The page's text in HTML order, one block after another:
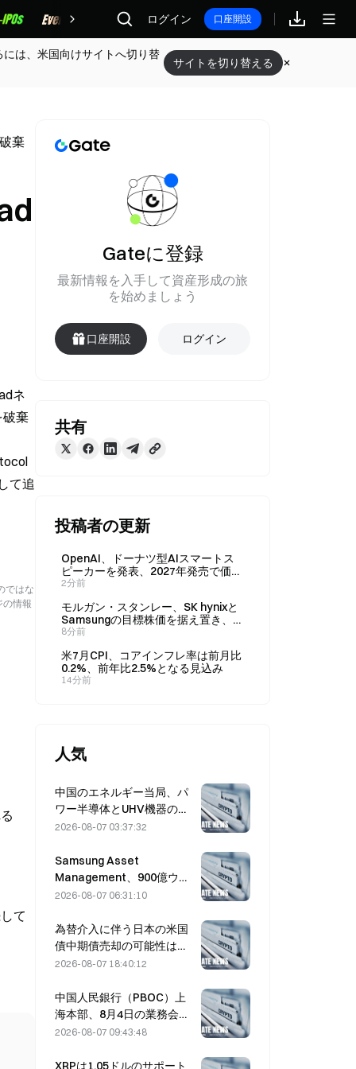
報酬 ログイン 口座開設
は、米国向けサイトへ切り替
サイトを切り替える
棄
ネ
破棄
て追
ではな
の情報
て
Gateに登録
最新情報を入手して資産形成の旅
を始めましょう
口座開設 ログイン
共有
投稿者の更新
OpenAI、ドーナツ型AIスマートス
ピーカーを発表、2027年発売で価格
は300～400ドル
2分前
モルガン・スタンレー、SK hynixと
Samsungの目標株価を据え置き、メ
モリー株の調整局面が終了したと示
8分前
米7月CPI、コアインフレ率は前月比
0.2%、前年比2.5%となる見込み
14分前
人気
中国のエネルギー当局、パ
ワー半導体とUHV機器の技
術革新を推進。
2026-08-07 03:37:32
Samsung Asset
Management、900億ウォ
ン規模のファンドの運用先
選定
2026-08-07 06:31:10
為替介入に伴う日本の米国
債中期債売却の可能性は低
く、ロングエンド利回りへ
2026-08-07 18:40:12
中国人民銀行（PBOC）上
海本部、8月4日の業務会議
で暗号資産の取り締まりを
2026-08-07 09:43:48
XRPは1.05ドルのサポート